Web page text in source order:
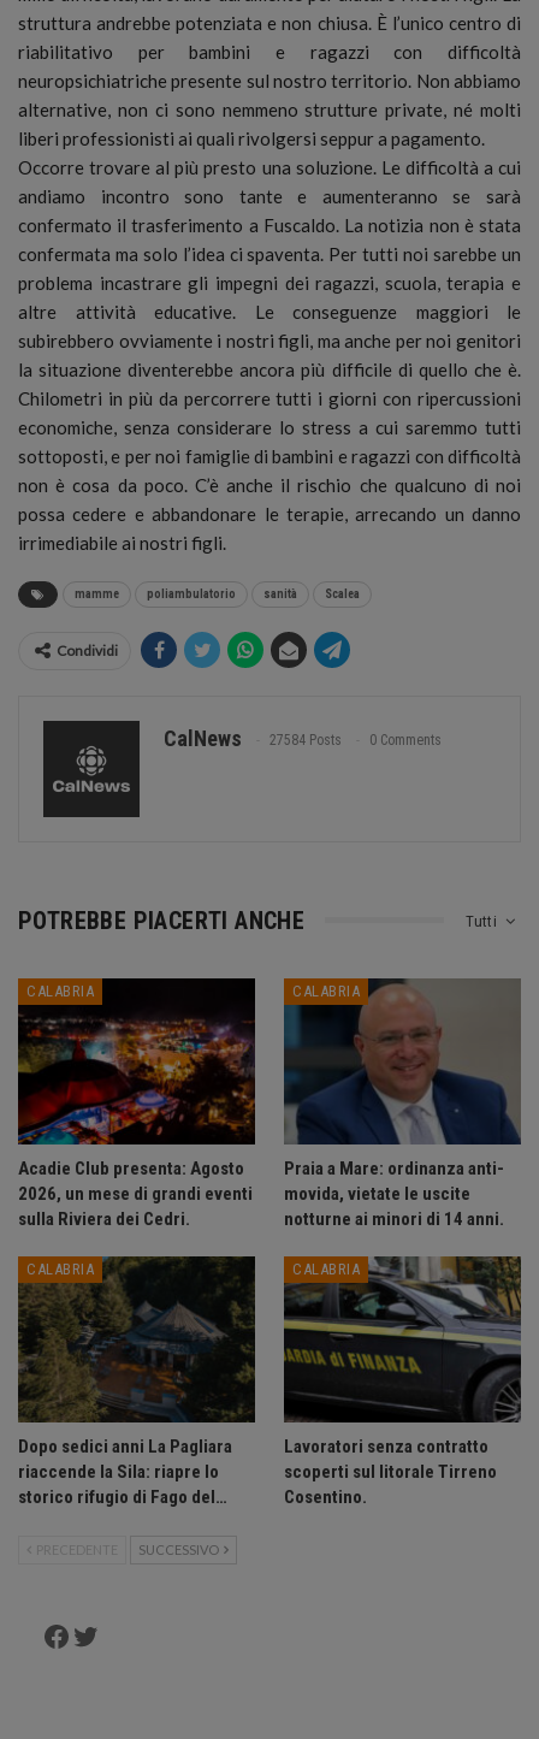
struttura andrebbe potenziata e non chiusa. È l’unico centro di
riabilitativo per bambini e ragazzi con difficoltà
neuropsichiatriche presente sul nostro territorio. Non abbiamo
alternative, non ci sono nemmeno strutture private, né molti
liberi professionisti ai quali rivolgersi seppur a pagamento.
Occorre trovare al più presto una soluzione. Le difficoltà a cui
andiamo incontro sono tante e aumenteranno se sarà
confermato il trasferimento a Fuscaldo. La notizia non è stata
confermata ma solo l’idea ci spaventa. Per tutti noi sarebbe un
problema incastrare gli impegni dei ragazzi, scuola, terapia e
altre attività educative. Le conseguenze maggiori le
subirebbero ovviamente i nostri figli, ma anche per noi genitori
la situazione diventerebbe ancora più difficile di quello che è.
Chilometri in più da percorrere tutti i giorni con ripercussioni
economiche, senza considerare lo stress a cui saremmo tutti
sottoposti, e per noi famiglie di bambini e ragazzi con difficoltà
non è cosa da poco. C’è anche il rischio che qualcuno di noi
possa cedere e abbandonare le terapie, arrecando un danno
irrimediabile ai nostri figli.
mamme poliambulatorio sanità Scalea
Condividi
CalNews 27584 Posts 0 Comments
Tutti
POTREBBE PIACERTI ANCHE
CALABRIA
Acadie Club presenta: Agosto
2026, un mese di grandi eventi
sulla Riviera dei Cedri.
CALABRIA
Praia a Mare: ordinanza anti-
movida, vietate le uscite
notturne ai minori di 14 anni.
CALABRIA
Dopo sedici anni La Pagliara
riaccende la Sila: riapre lo
storico rifugio di Fago del…
CALABRIA
Lavoratori senza contratto
scoperti sul litorale Tirreno
Cosentino.
PRECEDENTE SUCCESSIVO
Facebook
Twitter